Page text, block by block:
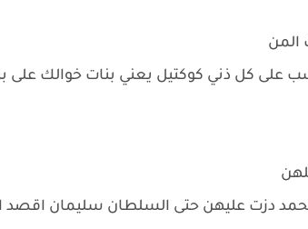
المن
على كل ذني كوكتيل يعني بنات خوالك على
دزت عليهن حتى السلطان سليمان اقصد